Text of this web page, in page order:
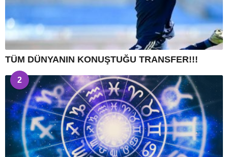
TÜM DÜNYANIN KONUŞTUĞU TRANSFER!!!
2